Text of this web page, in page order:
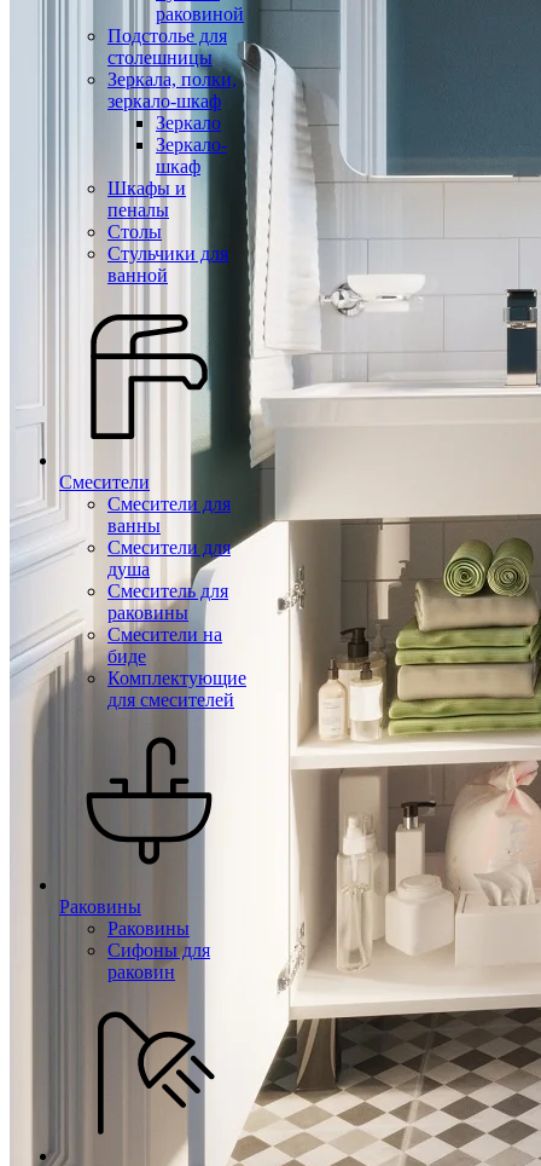
раковиной
Подстолье для
столешницы
Зеркала, полки,
зеркало-шкаф
Зеркало
Зеркало-
шкаф
Шкафы и
пеналы
Столы
Стульчики для
ванной
Смесители
Смесители для
ванны
Смесители для
душа
Смеситель для
раковины
Смесители на
биде
Комплектующие
для смесителей
Раковины
Раковины
Сифоны для
раковин